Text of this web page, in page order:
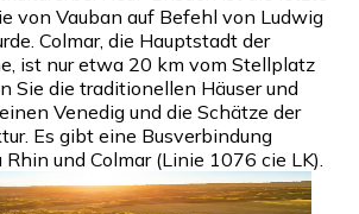
von Vauban auf Befehl von Ludwig
Colmar, die Hauptstadt der
ist nur etwa 20 km vom Stellplatz
Sie die traditionellen Häuser und
Venedig und die Schätze der
Es gibt eine Busverbindung
und Colmar (Linie 1076 cie LK).